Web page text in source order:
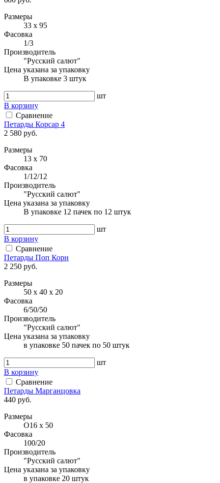
Размеры
33 х 95
Фасовка
1/3
Производитель
"Русский салют"
Цена указана за упаковку
В упаковке 3 штук
шт
В корзину
Сравнение
Петарды Корсар 4
2 580 руб.
Размеры
13 х 70
Фасовка
1/12/12
Производитель
"Русский салют"
Цена указана за упаковку
В упаковке 12 пачек по 12 штук
шт
В корзину
Сравнение
Петарды Поп Корн
2 250 руб.
Размеры
50 х 40 х 20
Фасовка
6/50/50
Производитель
"Русский салют"
Цена указана за упаковку
в упаковке 50 пачек по 50 штук
шт
В корзину
Сравнение
Петарды Марганцовка
440 руб.
Размеры
O16 х 50
Фасовка
100/20
Производитель
"Русский салют"
Цена указана за упаковку
в упаковке 20 штук